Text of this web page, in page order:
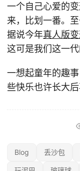
一个自己心爱的
来，比划一番。
据说今年真人版
这可是我们这一
一想起童年的趣
些快乐也许长大后
Blog 丢沙包